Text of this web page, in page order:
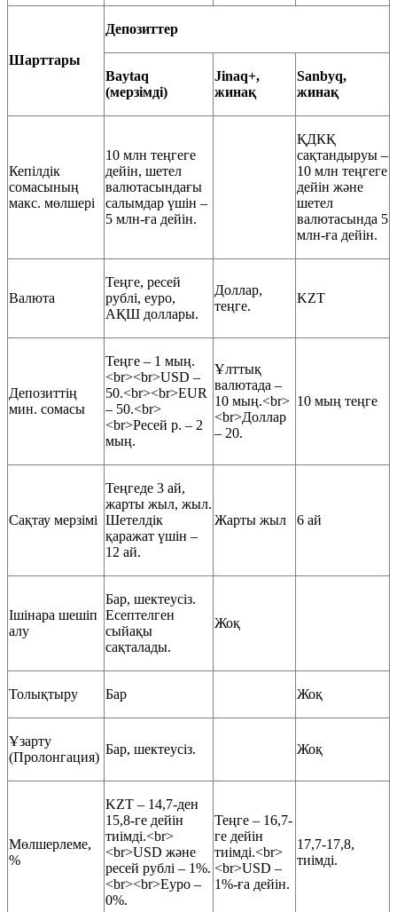
Шарттары
Депозиттер
Baytaq
(мерзімді)
Jinaq+,
жинақ
Sanbyq,
жинақ
Кепілдік
сомасының
макс. мөлшері
10 млн теңгеге
дейін, шетел
валютасындағы
салымдар үшін –
5 млн-ға дейін.
ҚДКҚ
сақтандыруы –
10 млн теңгеге
дейін және
шетел
валютасында 5
млн-ға дейін.
Валюта
Теңге, ресей
рублі, еуро,
АҚШ доллары.
Доллар,
теңге.
KZT
Депозиттің
мин. сомасы
Теңге – 1 мың.
<br><br>USD –
50.<br><br>EUR
– 50.<br>
<br>Ресей р. – 2
мың.
Ұлттық
валютада –
10 мың.<br>
<br>Доллар
– 20.
10 мың теңге
Сақтау мерзімі
Теңгеде 3 ай,
жарты жыл, жыл.
Шетелдік
қаражат үшін –
12 ай.
Жарты жыл 6 ай
Ішінара шешіп
алу
Бар, шектеусіз.
Есептелген
сыйақы
сақталады.
Жоқ
Толықтыру Бар Жоқ
Ұзарту
(Пролонгация)
Бар, шектеусіз. Жоқ
Мөлшерлеме,
%
KZT – 14,7-ден
15,8-ге дейін
тиімді.<br>
<br>USD және
ресей рублі – 1%.
<br><br>Еуро –
0%.
Теңге – 16,7-
ге дейін
тиімді.<br>
<br>USD –
1%-ға дейін.
17,7-17,8,
тиімді.